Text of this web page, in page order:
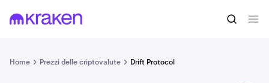
Home Prezzi delle criptovalute Drift Protocol
0,010 € Acquista DRIFT